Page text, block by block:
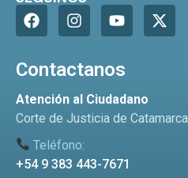
Contactanos
Atención al Ciudadano
Corte de Justicia de Catamarca
Teléfono:
+54 9 383 443-7671